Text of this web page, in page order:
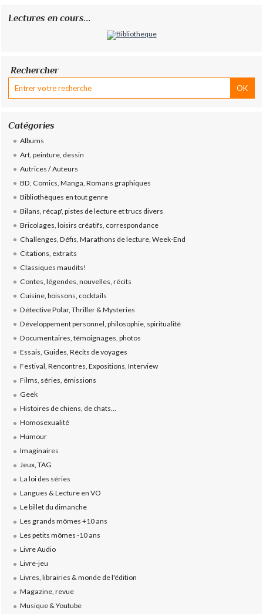
Lectures en cours...
Rechercher
Catégories
Albums
Art, peinture, dessin
Autrices / Auteurs
BD, Comics, Manga, Romans graphiques
Bibliothèques en tout genre
Bilans, récap', pistes de lecture et trucs divers
Bricolages, loisirs créatifs, correspondance
Challenges, Défis, Marathons de lecture, Week-End
Citations, extraits
Classiques maudits!
Contes, légendes, nouvelles, récits
Cuisine, boissons, cocktails
Détective Polar, Thriller & Mysteries
Développement personnel, philosophie, spiritualité
Documentaires, témoignages, photos
Essais, Guides, Récits de voyages
Festival, Rencontres, Expositions, Interview
Films, séries, émissions
Geek
Histoires de chiens, de chats...
Homosexualité
Humour
Imaginaires
Jeux, TAG
La loi des séries
Langues & Lecture en VO
Le billet du dimanche
Les grands mômes +10 ans
Les petits mômes -10 ans
Livre Audio
Livre-jeu
Livres, librairies & monde de l'édition
Magazine, revue
Musique & Youtube